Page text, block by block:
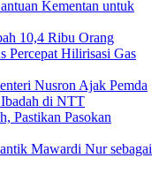
Kementan untuk
10,4 Ribu Orang
Percepat Hilirisasi Gas
Nusron Ajak Pemda
Ibadah di NTT
Pastikan Pasokan
Mawardi Nur sebagai